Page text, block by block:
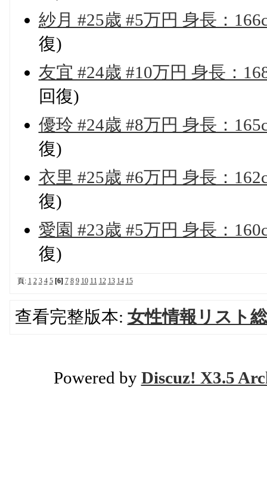
紗月 #25歳 #5万円 身長：
復)
友宜 #24歳 #10万円 身長：
回復)
優玲 #24歳 #8万円 身長：
復)
衣里 #25歳 #6万円 身長：
復)
愛園 #23歳 #5万円 身長：
復)
頁: 1 2 3 4 5 [6] 7 8 9 10 11 12 13 14 15
查看完整版本: 女性情報リスト
Powered by Discuz! X3.5